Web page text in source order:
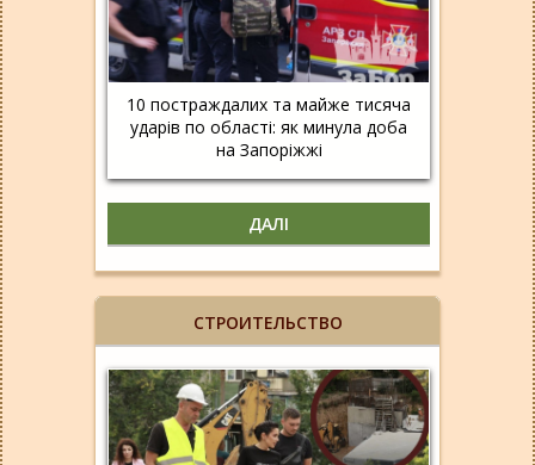
10 постраждалих та майже тисяча
ударів по області: як минула доба
на Запоріжжі
ДАЛІ
СТРОИТЕЛЬСТВО